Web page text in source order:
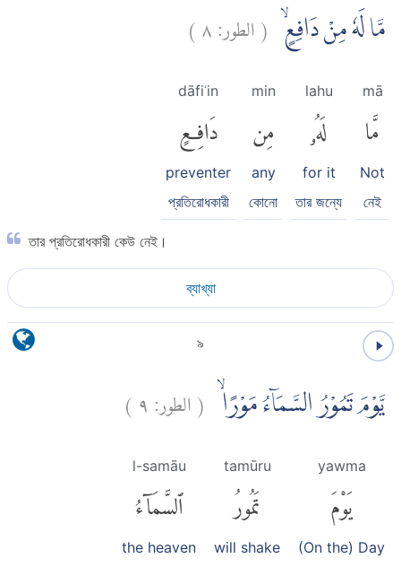
مَّا لَهٗ مِنْ دَافِعٍۙ (الطور:٨)
mā
مَّا
Not
নেই
lahu
لَهُۥ
for it
তার জন্যে
min
مِن
any
কোনো
dāfiʿin
دَافِعٍ
preventer
প্রতিরোধকারী
তার প্রতিরোধকারী কেউ নেই।
ব্যাখ্যা
৯
يَّوْمَ تَمُوْرُ السَّمَاۤءُ مَوْرًاۙ (الطور:٩)
yawma
يَوْمَ
(On the) Day
tamūru
تَمُورُ
will shake
l-samāu
ٱلسَّمَآءُ
the heaven